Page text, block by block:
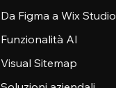
Da Figma a Wix Studio
Funzionalità AI
Visual Sitemap